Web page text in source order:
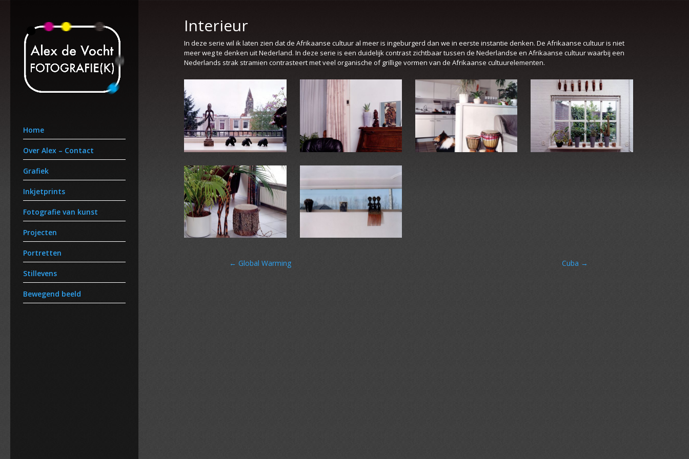
Home
Over Alex – Contact
Grafiek
Inkjetprints
Fotografie van kunst
Projecten
Portretten
Stillevens
Bewegend beeld
Interieur
In deze serie wil ik laten zien dat de Afrikaanse cultuur al meer is ingeburgerd dan we in eerste instantie denken. De Afrikaanse cultuur is niet
meer weg te denken uit Nederland. In deze serie is een duidelijk contrast zichtbaar tussen de Nederlandse en Afrikaanse cultuur waarbij een
Nederlands strak stramien contrasteert met veel organische of grillige vormen van de Afrikaanse cultuurelementen.
← Global Warming Cuba →